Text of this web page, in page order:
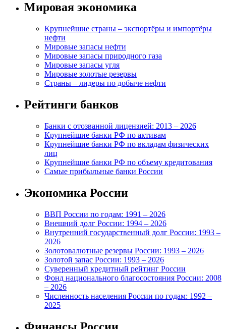
Мировая экономика
Крупнейшие страны – экспортёры и импортёры
нефти
Мировые запасы нефти
Мировые запасы природного газа
Мировые запасы угля
Мировые золотые резервы
Страны – лидеры по добыче нефти
Рейтинги банков
Банки с отозванной лицензией: 2013 – 2026
Крупнейшие банки РФ по активам
Крупнейшие банки РФ по вкладам физических
лиц
Крупнейшие банки РФ по объему кредитования
Самые прибыльные банки России
Экономика России
ВВП России по годам: 1991 – 2026
Внешний долг России: 1994 – 2026
Внутренний государственный долг России: 1993 –
2026
Золотовалютные резервы России: 1993 – 2026
Золотой запас России: 1993 – 2026
Суверенный кредитный рейтинг России
Фонд национального благосостояния России: 2008
– 2026
Численность населения России по годам: 1992 –
2025